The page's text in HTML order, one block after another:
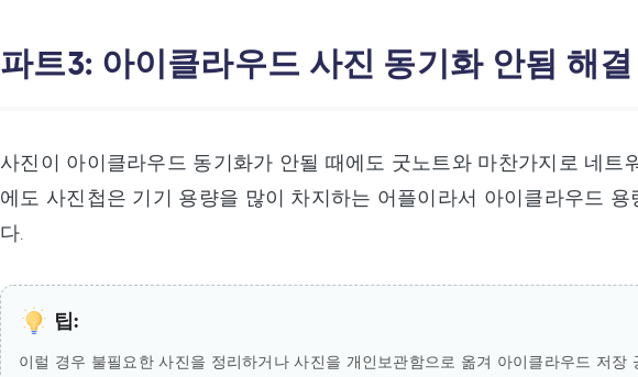
파트3: 아이클라우드 사진 동기화 안됨 해
사진이 아이클라우드 동기화가 안될 때에도 굿노트와 마찬가지로 네트
에도 사진첩은 기기 용량을 많이 차지하는 어플이라서 아이클라우드
다.
팁:
이럴 경우 불필요한 사진을 정리하거나 사진을 개인보관함으로 옮겨 아이클라우드 저장